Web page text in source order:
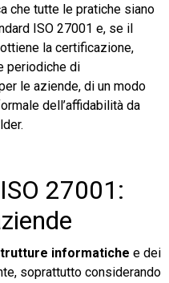
che tutte le pratiche siano
ISO 27001 e, se il
la certificazione,
periodiche di
le aziende, di un modo
dell’affidabilità da
27001:
informatiche e dei
soprattutto considerando